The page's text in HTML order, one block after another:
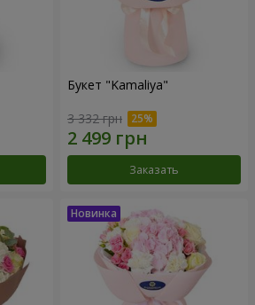
Букет "Kamaliya"
3 332 грн
Заказать